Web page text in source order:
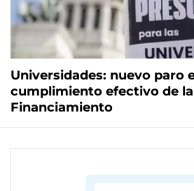
Universidades: nuevo paro
cumplimiento efectivo de
Financiamiento